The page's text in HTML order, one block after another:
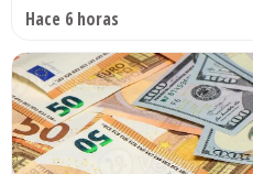
Hace 6 horas